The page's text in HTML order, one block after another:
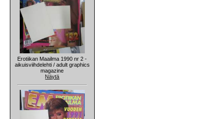
Erotiikan Maailma 1990 nr 2 -
aikuisviihdelehti / adult graphics
magazine
Näytä